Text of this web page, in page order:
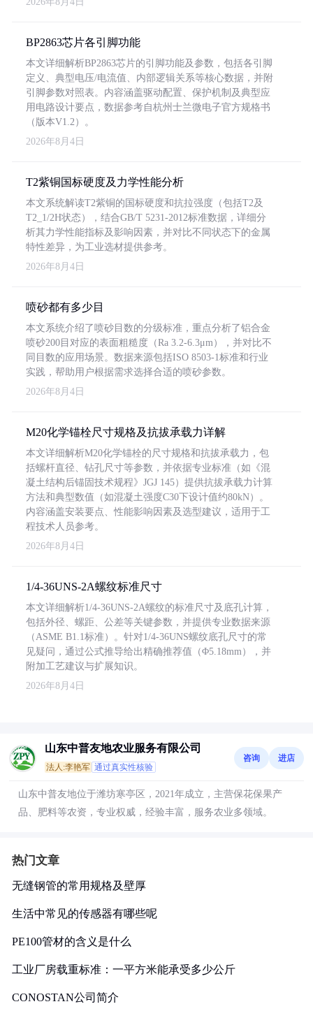
BP2863芯片各引脚功能
本文详细解析BP2863芯片的引脚功能及参数，包括各引脚
定义、典型电压/电流值、内部逻辑关系等核心数据，并附
引脚参数对照表。内容涵盖驱动配置、保护机制及典型应
用电路设计要点，数据参考自杭州士兰微电子官方规格书
（版本V1.2）。
2026年8月4日
T2紫铜国标硬度及力学性能分析
本文系统解读T2紫铜的国标硬度和抗拉强度（包括T2及
T2_1/2H状态），结合GB/T 5231-2012标准数据，详细分
析其力学性能指标及影响因素，并对比不同状态下的金属
特性差异，为工业选材提供参考。
2026年8月4日
喷砂都有多少目
本文系统介绍了喷砂目数的分级标准，重点分析了铝合金
喷砂200目对应的表面粗糙度（Ra 3.2-6.3μm），并对比不
同目数的应用场景。数据来源包括ISO 8503-1标准和行业
实践，帮助用户根据需求选择合适的喷砂参数。
2026年8月4日
M20化学锚栓尺寸规格及抗拔承载力详解
本文详细解析M20化学锚栓的尺寸规格和抗拔承载力，包
括螺杆直径、钻孔尺寸等参数，并依据专业标准（如《混
凝土结构后锚固技术规程》JGJ 145）提供抗拔承载力计算
方法和典型数值（如混凝土强度C30下设计值约80kN）。
内容涵盖安装要点、性能影响因素及选型建议，适用于工
程技术人员参考。
2026年8月4日
1/4-36UNS-2A螺纹标准尺寸
本文详细解析1/4-36UNS-2A螺纹的标准尺寸及底孔计算，
包括外径、螺距、公差等关键参数，并提供专业数据来源
（ASME B1.1标准）。针对1/4-36UNS螺纹底孔尺寸的常
见疑问，通过公式推导给出精确推荐值（Φ5.18mm），并
附加工艺建议与扩展知识。
2026年8月4日
山东中普友地农业服务有限公司
法人:李艳军 通过真实性核验
咨询 进店
山东中普友地位于潍坊寒亭区，2021年成立，主营保花保果产
品、肥料等农资，专业权威，经验丰富，服务农业多领域。
热门文章
无缝钢管的常用规格及壁厚
生活中常见的传感器有哪些呢
PE100管材的含义是什么
工业厂房载重标准：一平方米能承受多少公斤
CONOSTAN公司简介